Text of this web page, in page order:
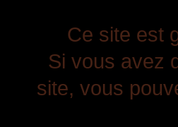
Ce site est
Si vous avez
site, vous